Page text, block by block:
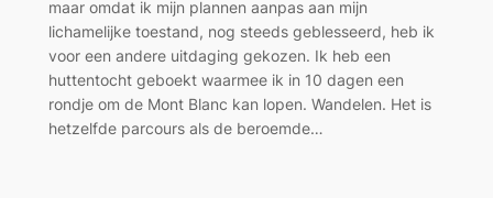
maar omdat ik mijn plannen aanpas aan mijn
lichamelijke toestand, nog steeds geblesseerd, heb ik
voor een andere uitdaging gekozen. Ik heb een
huttentocht geboekt waarmee ik in 10 dagen een
rondje om de Mont Blanc kan lopen. Wandelen. Het is
hetzelfde parcours als de beroemde…